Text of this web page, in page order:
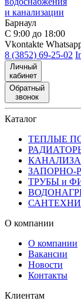
и канализации
Барнаул
С 9:00 до 18:00
Vkontakte
8 (3852) 69-25-02
Личный
кабинет
Обратный
звонок
Каталог
ТЕПЛЫЕ
ЗАПОРНО-
ТРУБЫ и
О компании
О компании
Вакансии
Новости
Контакты
Клиентам